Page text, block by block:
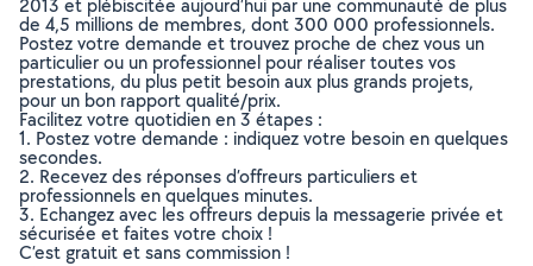
2013 et plébiscitée aujourd’hui par une communauté de plus
de 4,5 millions de membres, dont 300 000 professionnels.
Postez votre demande et trouvez proche de chez vous un
particulier ou un professionnel pour réaliser toutes vos
prestations, du plus petit besoin aux plus grands projets,
pour un bon rapport qualité/prix.
Facilitez votre quotidien en 3 étapes :
1. Postez votre demande : indiquez votre besoin en quelques
secondes.
2. Recevez des réponses d’offreurs particuliers et
professionnels en quelques minutes.
3. Echangez avec les offreurs depuis la messagerie privée et
sécurisée et faites votre choix !
C’est gratuit et sans commission !